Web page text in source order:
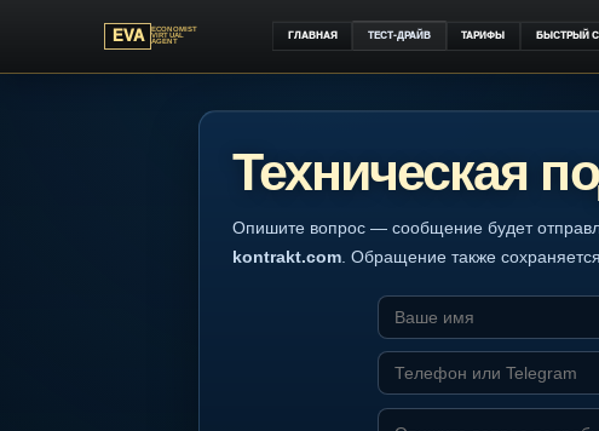
EVA
ECONOMIST
VIRTUAL
AGENT
ГЛАВНАЯ ТЕСТ-ДРАЙВ ТАРИФЫ
Опишите вопрос — сообщение будет